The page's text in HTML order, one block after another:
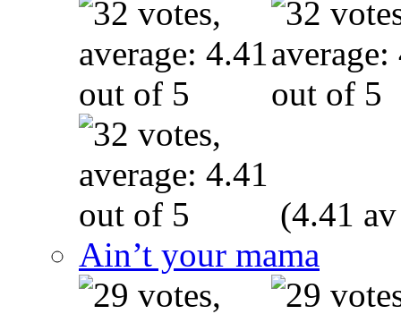
(4.41
Ain’t your mama